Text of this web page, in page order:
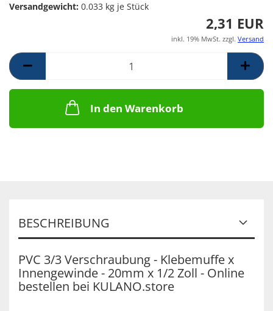
Versandgewicht: 0.033 kg je Stück
2,31 EUR
inkl. 19% MwSt. zzgl. Versand
In den Warenkorb
BESCHREIBUNG
PVC 3/3 Verschraubung - Klebemuffe x
Innengewinde - 20mm x 1/2 Zoll - Online
bestellen bei KULANO.store